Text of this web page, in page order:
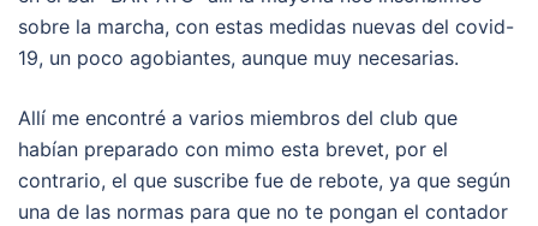
sobre la marcha, con estas medidas nuevas del covid-
19, un poco agobiantes, aunque muy necesarias.
Allí me encontré a varios miembros del club que
habían preparado con mimo esta brevet, por el
contrario, el que suscribe fue de rebote, ya que según
una de las normas para que no te pongan el contador